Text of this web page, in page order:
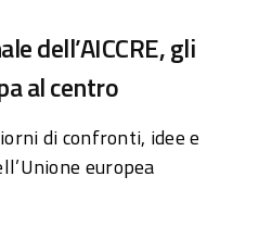
dell’AICCRE, gli
al centro
di confronti, idee e
europea